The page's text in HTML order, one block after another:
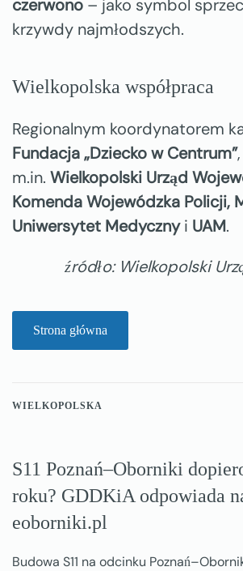
czerwono – jako symbol
krzywdy najmłodszych.
Wielkopolska współpraca
Regionalnym koordynatorem
Fundacja „Dziecko w Centrum”
m.in. Wielkopolski Urząd
Komenda Wojewódzka Policji,
Uniwersytet Medycznyi UAM.
źródło: Wielkopolski
Strona główna
WIELKOPOLSKA
S11 Poznań–Oborniki
roku? GDDKiA odpowiada
eoborniki.pl
Budowa S11 na odcinku